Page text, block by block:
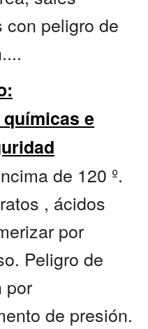
con peligro de
e
de 120 º.
, ácidos
por
Peligro de
por
de presión.